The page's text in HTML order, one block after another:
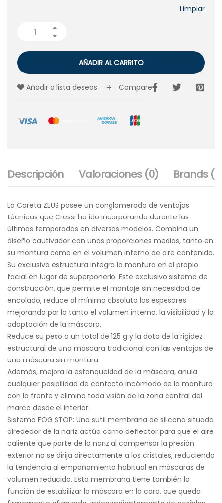
Limpiar
AÑADIR AL CARRITO
Añadir a lista deseos Compare
Descripción Valoraciones (0) Brands (1)
La Careta ZEUS posee un conglomerado de ventajas
técnicas que Cressi ha ido incorporando durante las
últimas temporadas en diversos modelos. Combina un
diseño cautivador con unas proporciones medias, tanto en
su montura como en el volumen interno de aire contenido.
Su exclusiva estructura integra la montura en el propio
facial en lugar de superponerlo. Este exclusivo sistema de
construcción, que permite el montaje sin necesidad de
encolado, reduce al mínimo absoluto los espesores
mejorando por lo tanto el volumen interno, la visibilidad y la
adaptación de la máscara.
Reduce su peso a un total de 125 g y la dota de la rigidez
estructural de una máscara tradicional con las ventajas de
una máscara sin montura.
Además, mejora la estanqueidad de la máscara, anula
cualquier posibilidad de contacto incómodo de la montura
con la frente y elimina toda visión de la zona central del
marco desde el interior.
Sistema FOG STOP: Una sutil membrana de silicona situada
alrededor de la nariz actúa como deflector para que el aire
caliente que parte de la nariz al compensar la presión
exterior no se dirija directamente a los cristales, reduciendo
la tendencia al empañamiento habitual en máscaras de
volumen reducido. Esta membrana tiene también la
función de estabilizar la máscara en la cara, que queda